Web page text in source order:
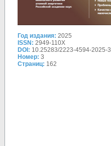
Год издания: 2025
ISSN: 2949-110X
DOI: 10.25283/2223-4594-2025-3
Номер: 3
Страниц: 162